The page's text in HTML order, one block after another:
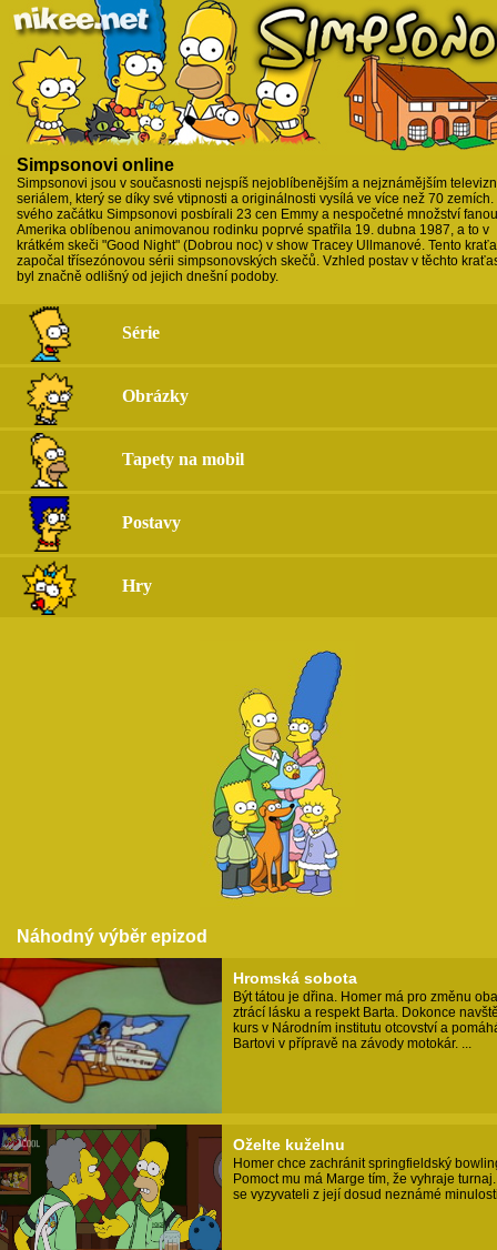
Simpsonovi online
Simpsonovi jsou v současnosti nejspíš nejoblíbenějším a nejznámějším
seriálem, který se díky své vtipnosti a originálnosti vysílá ve více než 70 zemích.
svého začátku Simpsonovi posbírali 23 cen Emmy a nespočetné množství
Amerika oblíbenou animovanou rodinku poprvé spatřila 19. dubna 1987, a to v
krátkém skeči "Good Night" (Dobrou noc) v show Tracey Ullmanové. Tento
započal třísezónovou sérii simpsonovských skečů. Vzhled postav v těchto
byl značně odlišný od jejich dnešní podoby.
Série
Obrázky
Tapety na mobil
Postavy
Hry
Náhodný výběr epizod
Hromská sobota
Být tátou je dřina. Homer má pro změnu
ztrácí lásku a respekt Barta. Dokonce
kurs v Národním institutu otcovství a
Bartovi v přípravě na závody motokár. ...
Oželte kuželnu
Homer chce zachránit springfieldský
Pomoct mu má Marge tím, že vyhraje
se vyzyvateli z její dosud neznámé